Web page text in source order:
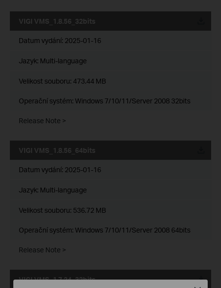
VIGI VMS_1.8.56_32bits
Datum vydání: 2025-01-16
Jazyk: Multi-language
Velikost souboru: 473.44 MB
Operační systém: Windows 7/10/11/Server 2008 32bits
Release Note >
VIGI VMS_1.8.56_64bits
Datum vydání: 2025-01-16
Jazyk: Multi-language
Velikost souboru: 536.72 MB
Operační systém: Windows 7/10/11/Server 2008 64bits
Release Note >
VIGI VMS_1.7.24_32bits